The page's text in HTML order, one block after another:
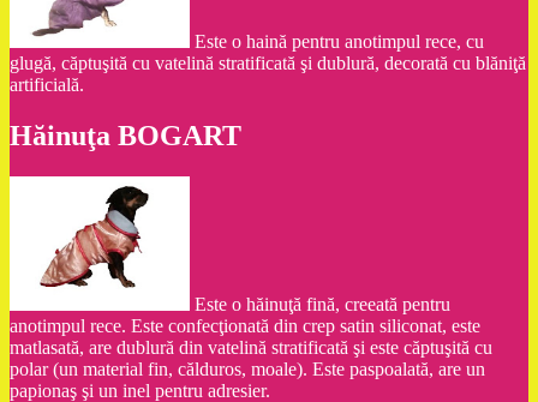
Este o haină pentru anotimpul rece, cu
glugă, căptuşită cu vatelină stratificată şi dublură, decorată cu blăniţă
artificială.
Hăinuţa BOGART
Este o hăinuţă fină, creeată pentru
anotimpul rece. Este confecţionată din crep satin siliconat, este
matlasată, are dublură din vatelină stratificată şi este căptuşită cu
polar (un material fin, călduros, moale). Este paspoalată, are un
papionaş şi un inel pentru adresier.